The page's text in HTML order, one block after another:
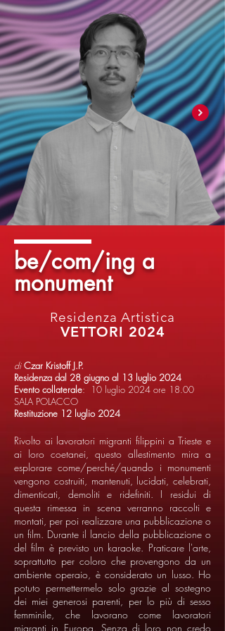
be/com/ing a
monument
VETTORI 2024
Residenza Artistica
di Czar Kristoff J.P.
Residenza dal 28 giugno al 13 luglio 2024
Evento collaterale: 10 luglio 2024 ore 18.00
SALA POLACCO
Restituzione 12 luglio 2024
Rivolto ai lavoratori migranti filippini a Trieste e
ai loro coetanei, questo allestimento mira a
esplorare come/perché/quando i monumenti
vengono costruiti, mantenuti, lucidati, celebrati,
dimenticati, demoliti e ridefiniti. I residui di
questa rimessa in scena verranno raccolti e
montati, per poi realizzare una pubblicazione o
un film. Durante il lancio della pubblicazione o
del film è previsto un karaoke. Praticare l'arte,
soprattutto per coloro che provengono da un
ambiente operaio, è considerato un lusso. Ho
potuto permettermelo solo grazie al sostegno
dei miei generosi parenti, per lo più di sesso
femminile, che lavorano come lavoratori
migranti in Europa. Senza di loro non credo